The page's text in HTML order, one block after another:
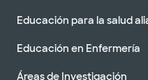
Educación para la salud
Educación en Enfermería
Áreas de Investigación